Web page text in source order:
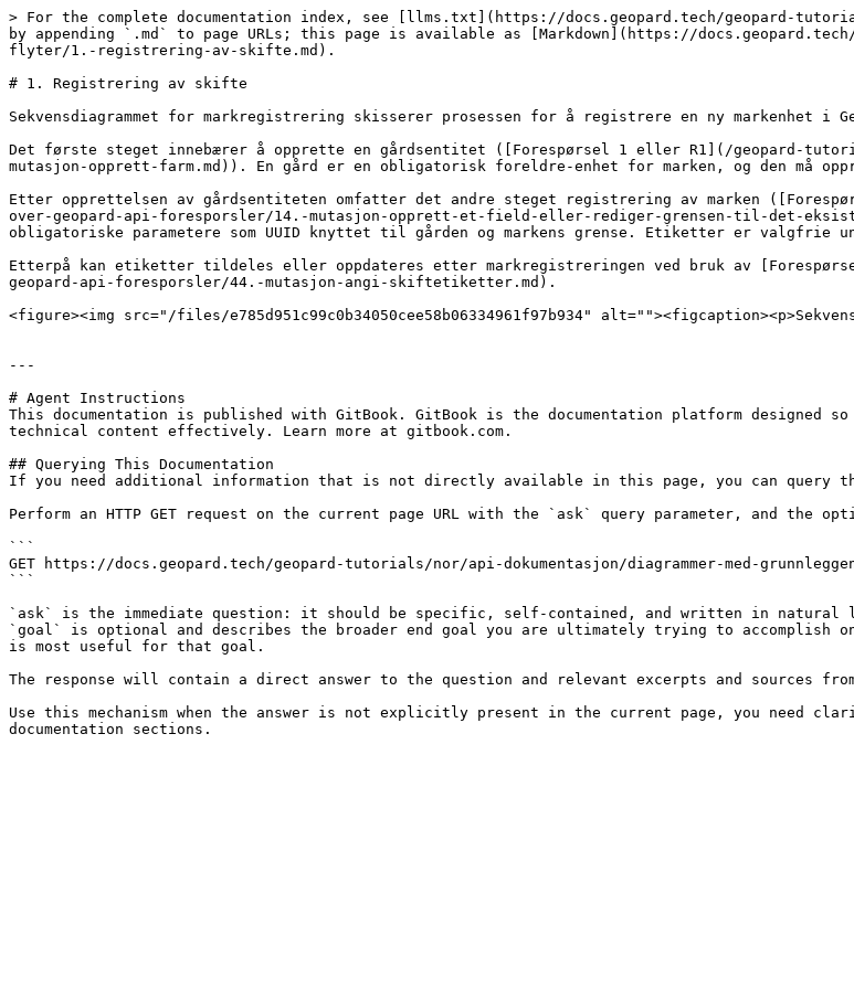
> For the complete documentation index, see [llms.txt](https://docs.geopard.tech/geopard-
by appending `.md` to page URLs; this page is available as [Markdown](https://docs.geopard.tech/
flyter/1.-registrering-av-skifte.md).
# 1. Registrering av skifte
Sekvensdiagrammet for markregistrering skisserer prosessen for å registrere en ny markenhet i
Det første steget innebærer å opprette en gårdsentitet ([Forespørsel 1 eller R1](/geopard-
mutasjon-opprett-farm.md)). En gård er en obligatorisk foreldre-enhet for marken, og den må
Etter opprettelsen av gårdsentiteten omfatter det andre steget registrering av marken
over-geopard-api-foresporsler/14.-mutasjon-opprett-et-field-eller-rediger-grensen-til-det-
obligatoriske parametere som UUID knyttet til gården og markens grense. Etiketter er valgfrie
Etterpå kan etiketter tildeles eller oppdateres etter markregistreringen ved bruk av
geopard-api-foresporsler/44.-mutasjon-angi-skiftetiketter.md).
<figure><img src="/files/e785d951c99c0b34050cee58b06334961f97b934"
---
# Agent Instructions
This documentation is published with GitBook. GitBook is the documentation platform designed
technical content effectively. Learn more at gitbook.com.
## Querying This Documentation
If you need additional information that is not directly available in this page, you can query the
Perform an HTTP GET request on the current page URL with the `ask` query parameter, and the
```
GET https://docs.geopard.tech/geopard-tutorials/nor/api-dokumentasjon/diagrammer-med-
```
`ask` is the immediate question: it should be specific, self-contained, and written in natural
`goal` is optional and describes the broader end goal you are ultimately trying to accomplish
is most useful for that goal.
The response will contain a direct answer to the question and relevant excerpts and sources
Use this mechanism when the answer is not explicitly present in the current page, you need